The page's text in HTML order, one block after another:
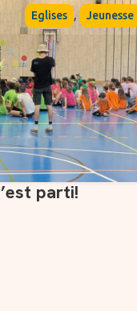
Eglises , Jeunesse
parti!